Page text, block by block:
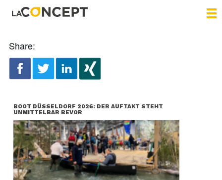
Share:
BOOT DÜSSELDORF 2026: DER AUFTAKT STEHT
UNMITTELBAR BEVOR